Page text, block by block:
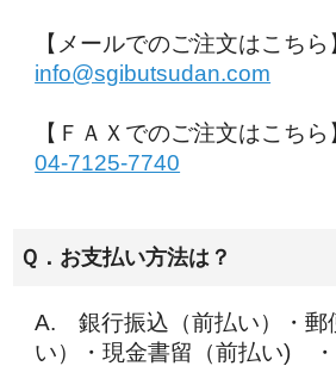
【メールでのご注文はこちら
info@sgibutsudan.com
【ＦＡＸでのご注文はこちら
04-7125-7740
Ｑ．お支払い方法は？
A. 銀行振込（前払い）・郵
い）・現金書留（前払い)